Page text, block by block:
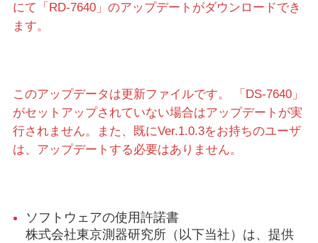
にて「RD-7640」のアップデートがダウンロードでき
ます。
このアップデータは更新ファイルです。 「DS-7640」
がセットアップされていない場合はアップデートが実
行されません。また、既にVer.1.0.3をお持ちのユーザ
は、アップデートする必要はありません。
ソフトウェアの使用許諾書
株式会社東京測器研究所（以下当社）は、提供